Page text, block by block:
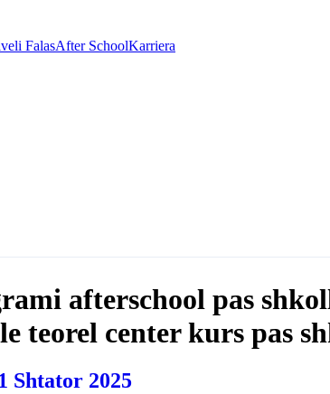
FalasAfter SchoolKarriera
afterschool pas
teorel center kurs pas
Shtator 2025